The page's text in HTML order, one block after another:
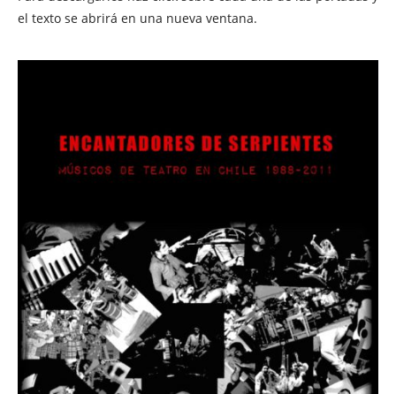
el texto se abrirá en una nueva ventana.